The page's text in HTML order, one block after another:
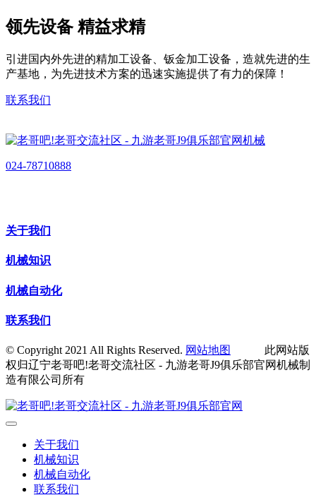
领先设备 精益求精
引进国内外先进的精加工设备、钣金加工设备，造就先进的生
产基地，为先进技术方案的迅速实施提供了有力的保障！
联系我们
024-78710888
关于我们
机械知识
机械自动化
联系我们
© Copyright 2021 All Rights Reserved. 网站地图
此网站版
权归辽宁老哥吧!老哥交流社区 - 九游老哥J9俱乐部官网机械制
造有限公司所有
关于我们
机械知识
机械自动化
联系我们